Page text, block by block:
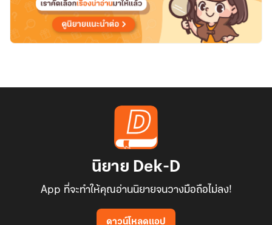
นิยาย Dek-D
App ที่จะทำให้คุณอ่านนิยายจนวางมือถือไม่ลง!
ดาวน์โหลดแอป